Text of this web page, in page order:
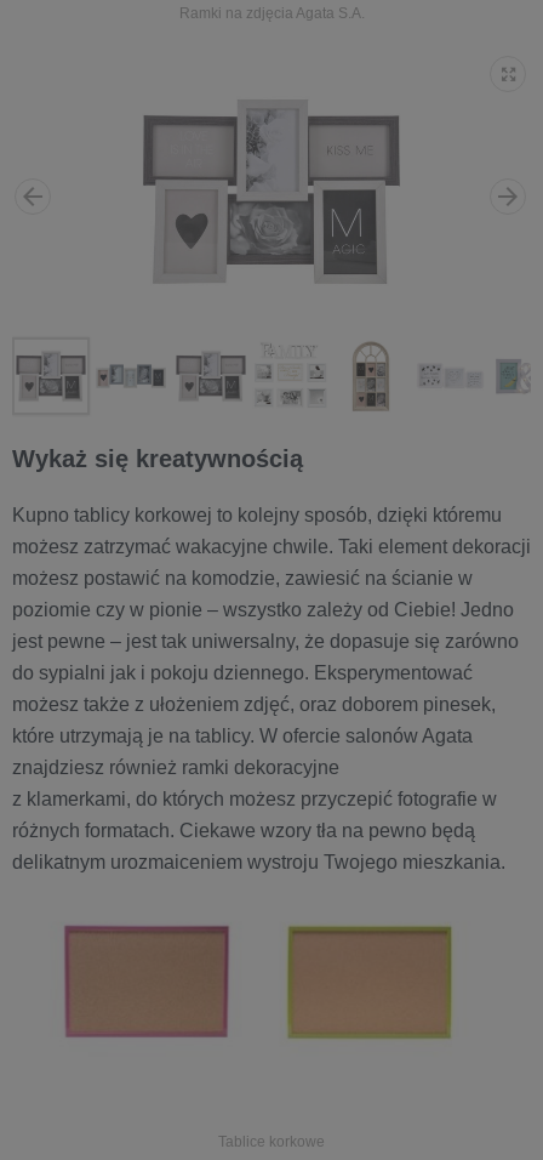
Ramki na zdjęcia Agata S.A.
Wykaż się kreatywnością
Kupno tablicy korkowej to kolejny sposób, dzięki któremu
możesz zatrzymać wakacyjne chwile. Taki element dekoracji
możesz postawić na komodzie, zawiesić na ścianie w
poziomie czy w pionie – wszystko zależy od Ciebie! Jedno
jest pewne – jest tak uniwersalny, że dopasuje się zarówno
do sypialni jak i pokoju dziennego. Eksperymentować
możesz także z ułożeniem zdjęć, oraz doborem pinesek,
które utrzymają je na tablicy. W ofercie salonów Agata
znajdziesz również ramki dekoracyjne
z klamerkami, do których możesz przyczepić fotografie w
różnych formatach. Ciekawe wzory tła na pewno będą
delikatnym urozmaiceniem wystroju Twojego mieszkania.
Tablice korkowe